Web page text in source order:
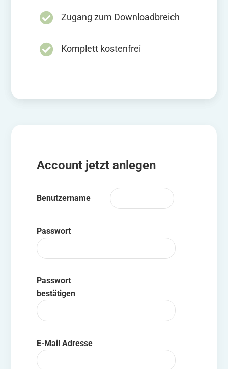
Zugang zum Downloadbreich
Komplett kostenfrei
Account jetzt anlegen
Benutzername
Passwort
Passwort
bestätigen
E-Mail Adresse